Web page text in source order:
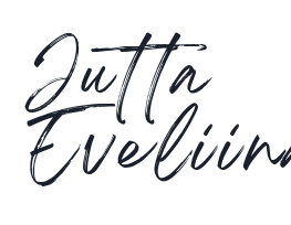
sisältöön
Jutta